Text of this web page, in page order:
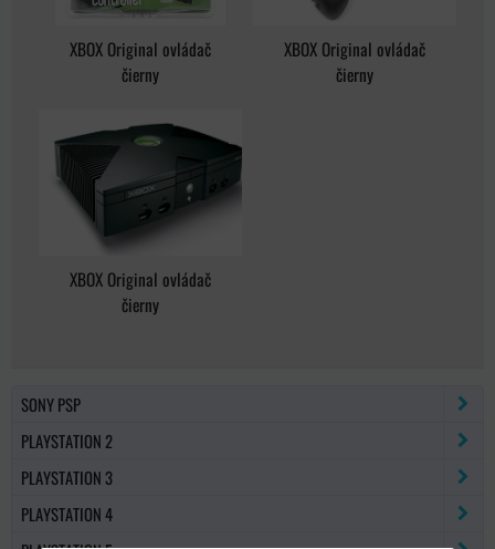
XBOX Original ovládač
čierny
XBOX Original ovládač
čierny
XBOX Original ovládač
čierny
SONY PSP
PLAYSTATION 2
PLAYSTATION 3
PLAYSTATION 4